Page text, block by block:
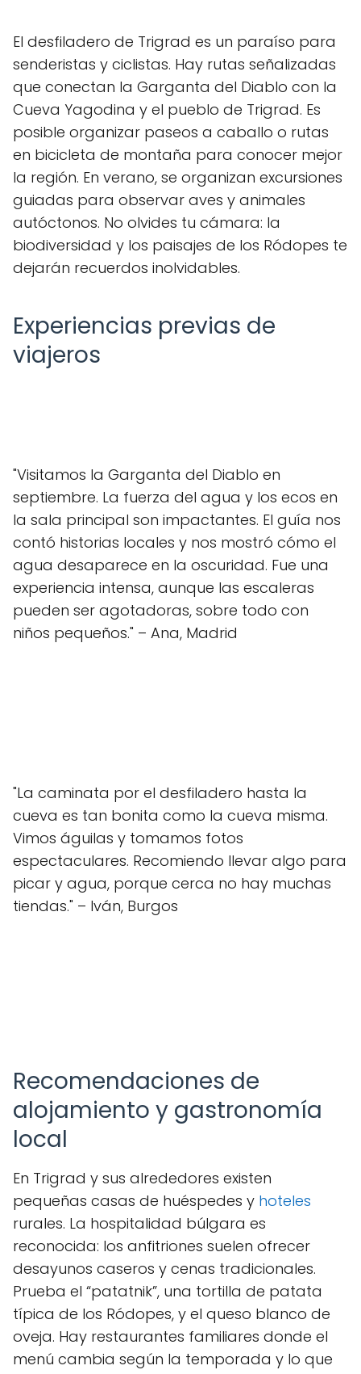
El desfiladero de Trigrad es un paraíso para
senderistas y ciclistas. Hay rutas señalizadas
que conectan la Garganta del Diablo con la
Cueva Yagodina y el pueblo de Trigrad. Es
posible organizar paseos a caballo o rutas
en bicicleta de montaña para conocer mejor
la región. En verano, se organizan excursiones
guiadas para observar aves y animales
autóctonos. No olvides tu cámara: la
biodiversidad y los paisajes de los Ródopes te
dejarán recuerdos inolvidables.
Experiencias previas de
viajeros
"Visitamos la Garganta del Diablo en
septiembre. La fuerza del agua y los ecos en
la sala principal son impactantes. El guía nos
contó historias locales y nos mostró cómo el
agua desaparece en la oscuridad. Fue una
experiencia intensa, aunque las escaleras
pueden ser agotadoras, sobre todo con
niños pequeños." – Ana, Madrid
"La caminata por el desfiladero hasta la
cueva es tan bonita como la cueva misma.
Vimos águilas y tomamos fotos
espectaculares. Recomiendo llevar algo para
picar y agua, porque cerca no hay muchas
tiendas." – Iván, Burgos
Recomendaciones de
alojamiento y gastronomía
local
En Trigrad y sus alrededores existen
pequeñas casas de huéspedes y hoteles
rurales. La hospitalidad búlgara es
reconocida: los anfitriones suelen ofrecer
desayunos caseros y cenas tradicionales.
Prueba el “patatnik”, una tortilla de patata
típica de los Ródopes, y el queso blanco de
oveja. Hay restaurantes familiares donde el
menú cambia según la temporada y lo que